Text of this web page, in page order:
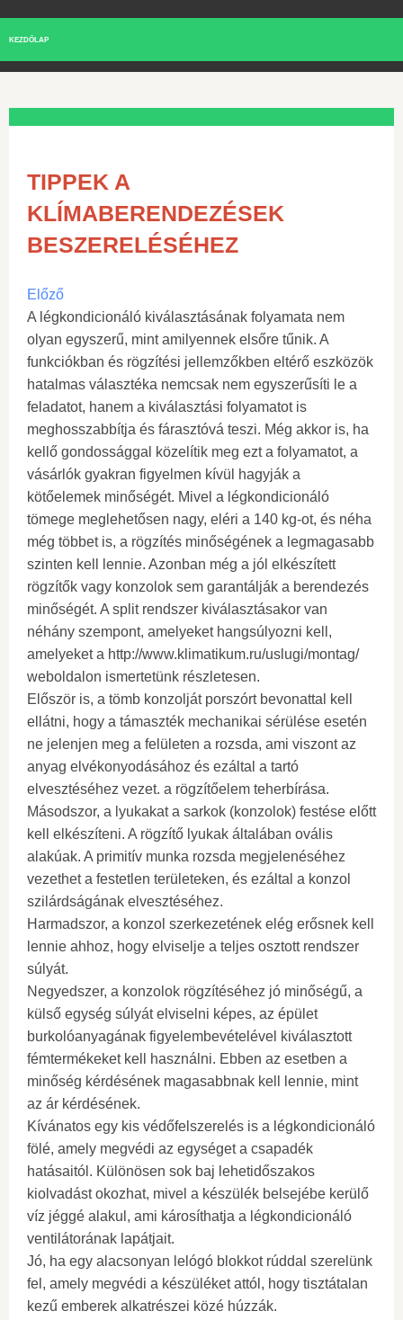
KEZDŐLAP
TIPPEK A
KLÍMABERENDEZÉSEK
BESZERELÉSÉHEZ
Előző
A légkondicionáló kiválasztásának folyamata nem
olyan egyszerű, mint amilyennek elsőre tűnik. A
funkciókban és rögzítési jellemzőkben eltérő eszközök
hatalmas választéka nemcsak nem egyszerűsíti le a
feladatot, hanem a kiválasztási folyamatot is
meghosszabbítja és fárasztóvá teszi. Még akkor is, ha
kellő gondossággal közelítik meg ezt a folyamatot, a
vásárlók gyakran figyelmen kívül hagyják a
kötőelemek minőségét. Mivel a légkondicionáló
tömege meglehetősen nagy, eléri a 140 kg-ot, és néha
még többet is, a rögzítés minőségének a legmagasabb
szinten kell lennie. Azonban még a jól elkészített
rögzítők vagy konzolok sem garantálják a berendezés
minőségét. A split rendszer kiválasztásakor van
néhány szempont, amelyeket hangsúlyozni kell,
amelyeket a http://www.klimatikum.ru/uslugi/montag/
weboldalon ismertetünk részletesen.
Először is, a tömb konzolját porszórt bevonattal kell
ellátni, hogy a támaszték mechanikai sérülése esetén
ne jelenjen meg a felületen a rozsda, ami viszont az
anyag elvékonyodásához és ezáltal a tartó
elvesztéséhez vezet. a rögzítőelem teherbírása.
Másodszor, a lyukakat a sarkok (konzolok) festése előtt
kell elkészíteni. A rögzítő lyukak általában ovális
alakúak. A primitív munka rozsda megjelenéséhez
vezethet a festetlen területeken, és ezáltal a konzol
szilárdságának elvesztéséhez.
Harmadszor, a konzol szerkezetének elég erősnek kell
lennie ahhoz, hogy elviselje a teljes osztott rendszer
súlyát.
Negyedszer, a konzolok rögzítéséhez jó minőségű, a
külső egység súlyát elviselni képes, az épület
burkolóanyagának figyelembevételével kiválasztott
fémtermékeket kell használni. Ebben az esetben a
minőség kérdésének magasabbnak kell lennie, mint
az ár kérdésének.
Kívánatos egy kis védőfelszerelés is a légkondicionáló
fölé, amely megvédi az egységet a csapadék
hatásaitól. Különösen sok baj lehetidőszakos
kiolvadást okozhat, mivel a készülék belsejébe kerülő
víz jéggé alakul, ami károsíthatja a légkondicionáló
ventilátorának lapátjait.
Jó, ha egy alacsonyan lelógó blokkot rúddal szerelünk
fel, amely megvédi a készüléket attól, hogy tisztátalan
kezű emberek alkatrészei közé húzzák.